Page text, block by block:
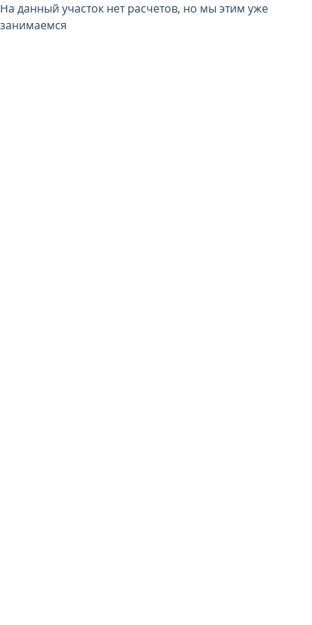
На данный участок нет расчетов, но мы этим уже
занимаемся